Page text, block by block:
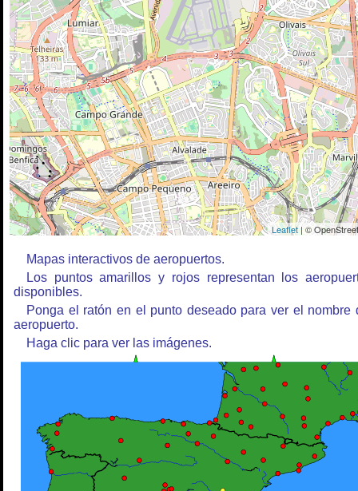
Leaflet| ©
Mapas interactivos de aeropuertos.
Los puntos amarillos y rojos representan los
disponibles.
Ponga el ratón en el punto deseado para ver el nombre
aeropuerto.
Haga clic para ver las imágenes.